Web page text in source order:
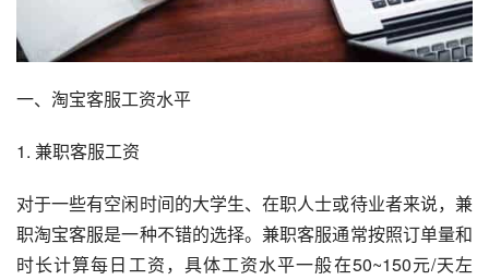
一、淘宝客服工资水平
1. 兼职客服工资
对于一些有空闲时间的大学生、在职人士或待业者来说，兼
职淘宝客服是一种不错的选择。兼职客服通常按照订单量和
时长计算每日工资，具体工资水平一般在50~150元/天左